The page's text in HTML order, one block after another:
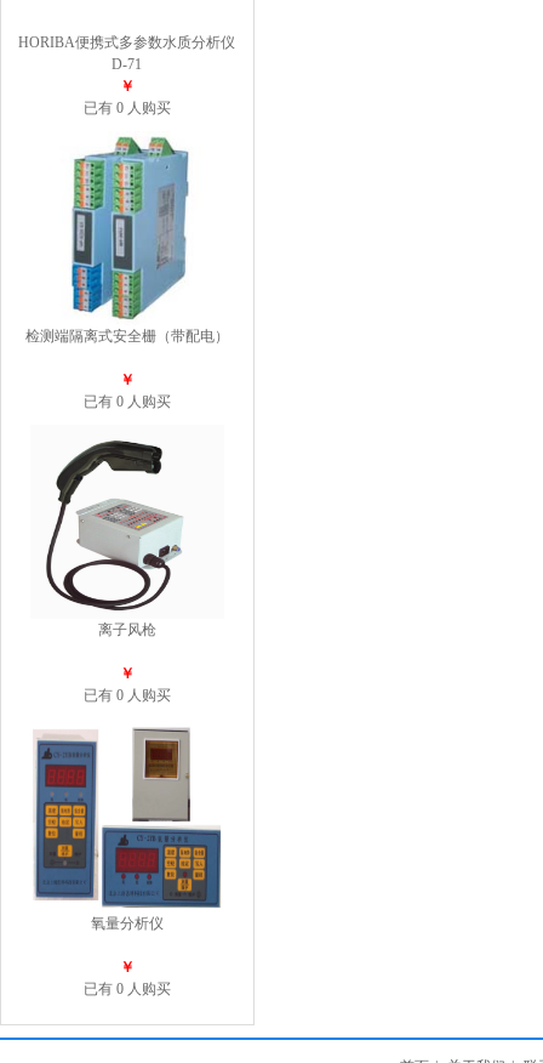
HORIBA便携式多参数水质分析仪
D-71
￥
已有 0 人购买
检测端隔离式安全栅（带配电）
￥
已有 0 人购买
离子风枪
￥
已有 0 人购买
氧量分析仪
￥
已有 0 人购买